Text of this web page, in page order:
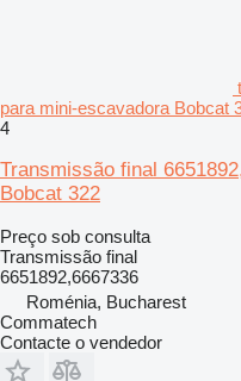
para mini-escavadora Bobcat
4
Transmissão final
Bobcat 322
Preço sob consulta
Transmissão final
6651892,6667336
Roménia, Bucharest
Commatech
Contacte o vendedor